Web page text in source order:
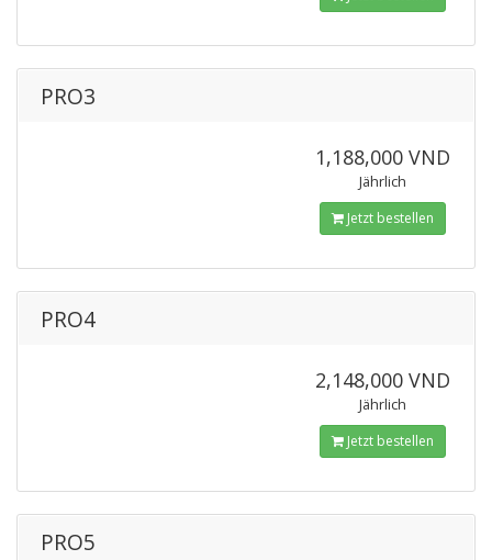
PRO3
1,188,000 VND
Jährlich
Jetzt bestellen
PRO4
2,148,000 VND
Jährlich
Jetzt bestellen
PRO5